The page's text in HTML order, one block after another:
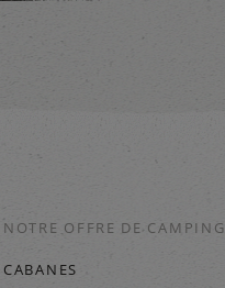
NOTRE OFFRE DE CAMPING
CABANES